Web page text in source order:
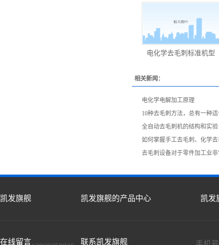
电化学去毛刺标准机型
相关新闻：
电化学电解加工原理
10种去毛刺方法，总有一种
全自动去毛刺机的结构和实验
如何掌握手工去毛刺、化学
去毛刺设备对于零件加工业
凯发旗舰 凯发旗舰的产品中心 凯发
在线留言 联系凯发旗舰